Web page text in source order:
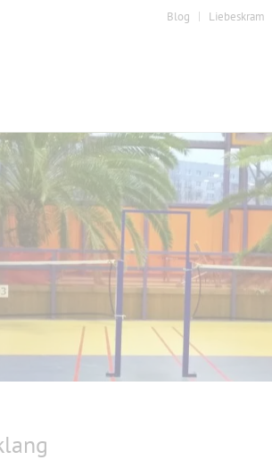
Blog Liebeskram